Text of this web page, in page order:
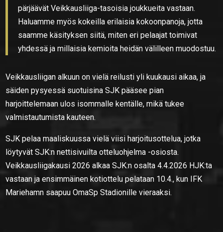
pärjäävät Veikkausliiga-tasoisia joukkueita vastaan.
Haluamme myös kokeilla erilaisia kokoonpanoja, jotta
saamme käsityksen siitä, miten eri pelaajat toimivat
yhdessä ja millaisia kemioita heidän välilleen muodostuu.
Veikkausliigan alkuun on vielä reilusti yli kuukausi aikaa, ja
säiden pysyessä suotuisina SJK pääsee pian
harjoittelemaan ulos isommalle kentälle, mikä tukee
valmistautumista kauteen.
SJK pelaa maaliskuussa vielä viisi harjoitusottelua, jotka
löytyvät SJK:n nettisivuilta otteluohjelma -osiosta.
Veikkausliigakausi 2026 alkaa SJK:n osalta 4.4.2026 HJK:ta
vastaan ja ensimmäinen kotiottelu pelataan 10.4., kun IFK
Mariehamn saapuu OmaSp Stadionille vieraaksi.